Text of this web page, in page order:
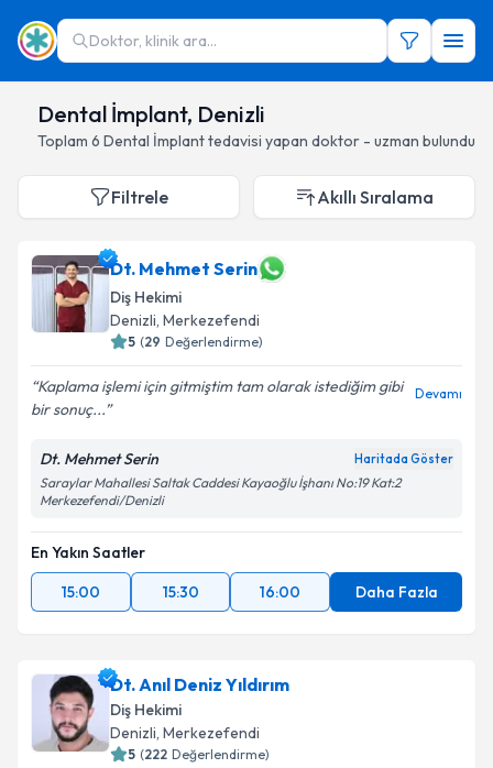
Doktor, klinik ara...
Dental İmplant, Denizli
Toplam 6 Dental İmplanttedavisi yapan doktor - uzman bulundu
Filtrele Akıllı Sıralama
Dt. Mehmet Serin
Diş Hekimi
Denizli, Merkezefendi
5 (29 Değerlendirme)
Kaplama işlemi için gitmiştim tam olarak istediğim gibi
bir sonuç...
Devamı
Dt. Mehmet Serin Haritada Göster
Saraylar Mahallesi Saltak Caddesi Kayaoğlu İşhanı No:19 Kat:2
Merkezefendi/Denizli
En Yakın Saatler
15:00
15:30 16:00 Daha Fazla
Dt. Anıl Deniz Yıldırım
Diş Hekimi
Denizli, Merkezefendi
5 (222 Değerlendirme)